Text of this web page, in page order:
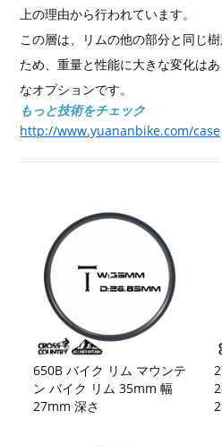
上の理由から行われています。
この層は、リムの他の部分と同じ
ため、重量と性能に大きな変化は
なオプションです。
もっと技術をチェック
http://www.yuananbike.com/case
650B バイク リム マウンテ
ン バイク リム 35mm 幅
27mm 深さ